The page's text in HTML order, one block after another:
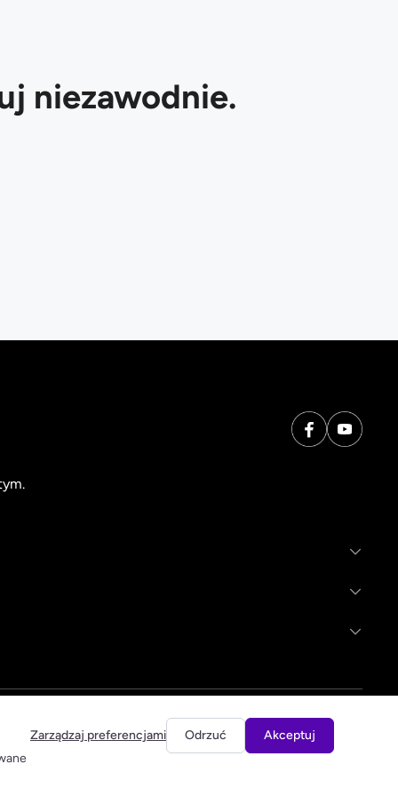
niezawodnie.
Zarządzaj preferencjami Odrzuć Akceptuj